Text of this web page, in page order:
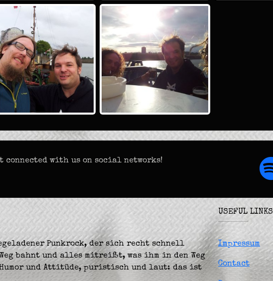
connected with us on social networks!
Punkrock, der sich recht schnell
bahnt und alles mitreißt, was ihm in den Weg
Humor und Attitüde, puristisch und laut: das ist
USEFUL LINKS
Impressum
Contact